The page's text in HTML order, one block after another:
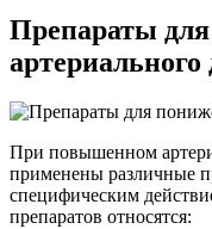
Препараты
артериального
При повышенном
применены различные
специфическим
препаратов относятся: